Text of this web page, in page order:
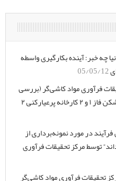
چه خبر: آینده بکارگیری واسطه
05/05/12
فرآوری مواد کاشی‌گر (بررسی
روند تعویض آسترهای آسیاهای نیمه خودشکن فاز ۱ و ۲ کارخانه پرعیارکنی ۲
در مورد نمونه‌برداری از
توسط مرکز تحقیقات فرآوری
تحقیقات فرآوری مواد کاشی‌گر